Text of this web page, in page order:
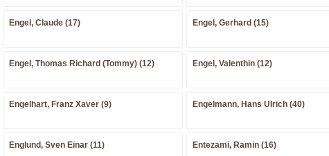
Engel, Claude (17) Engel, Gerhard (15)
Engel, Thomas Richard (Tommy) (12) Engel, Valenthin (12)
Engelhart, Franz Xaver (9) Engelmann, Hans Ulrich (40)
Englund, Sven Einar (11) Entezami, Ramin (16)